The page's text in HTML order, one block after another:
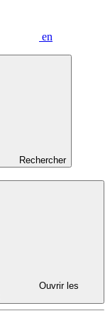
en
Rechercher
Ouvrir les